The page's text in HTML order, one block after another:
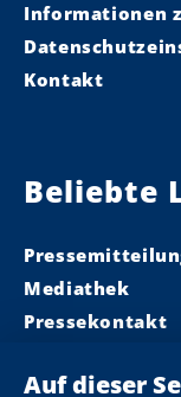
Informationen
Kontakt
Beliebte
Mediathek
Pressekontakt
Landeskabinett